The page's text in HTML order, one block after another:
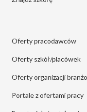
Oferty pracodawców
Oferty szkół/placówek
Oferty organizacji
Portale z ofertami pracy